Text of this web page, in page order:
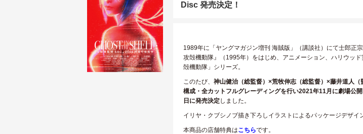
Disc 発売決定！
1989年に「ヤングマガジン増刊 海賊版」（講談社）にて士郎正
攻殻機動隊』（1995年）をはじめ、アニメーション、ハリウッ
殻機動隊」シリーズ。
このたび、 神山健治（総監督）×荒牧伸志（総監督）×藤井道人
構成・全カットフルグレーディングを行い2021年11月に劇場
日に発売決定しました。
イリヤ・クブシノブ描き下ろしイラストによるパッケージデザイ
本商品の店舗特典はこちらです。